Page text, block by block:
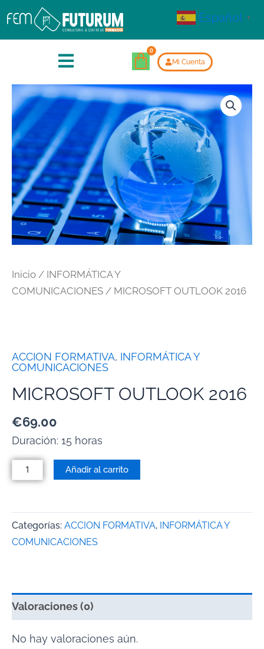
Mi Cuenta
Inicio / INFORMÁTICA Y
COMUNICACIONES / MICROSOFT OUTLOOK 2016
ACCION FORMATIVA, INFORMÁTICA Y
COMUNICACIONES
MICROSOFT OUTLOOK 2016
€69.00
Duración: 15 horas
Añadir al carrito
Categorías: ACCION FORMATIVA, INFORMÁTICA Y
COMUNICACIONES
Valoraciones (0)
No hay valoraciones aún.
Español ▼